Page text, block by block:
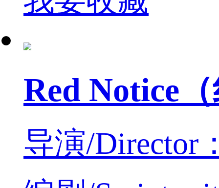
Red Notice
导演/Director